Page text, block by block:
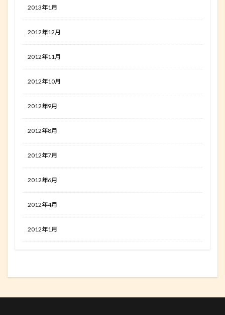
2013年1月
2012年12月
2012年11月
2012年10月
2012年9月
2012年8月
2012年7月
2012年6月
2012年4月
2012年1月